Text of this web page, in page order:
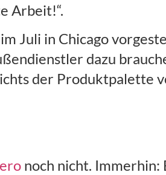
Arbeit!“.
im Juli in Chicago
dazu
der Produktpalette
noch nicht. Immerhin: